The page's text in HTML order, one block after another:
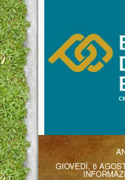
GIOVEDÌ, 6